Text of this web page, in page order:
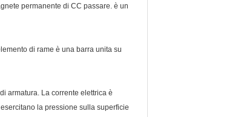
permanente di CC passare. è un
di rame è una barra unita su
armatura. La corrente elettrica è
la pressione sulla superficie